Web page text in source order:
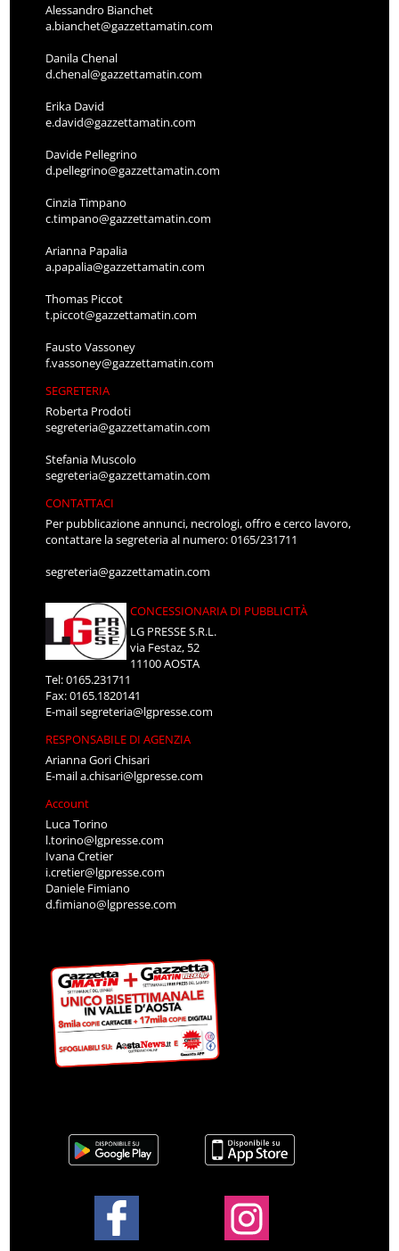
Alessandro Bianchet
a.bianchet@gazzettamatin.com
Danila Chenal
d.chenal@gazzettamatin.com
Erika David
e.david@gazzettamatin.com
Davide Pellegrino
d.pellegrino@gazzettamatin.com
Cinzia Timpano
c.timpano@gazzettamatin.com
Arianna Papalia
a.papalia@gazzettamatin.com
Thomas Piccot
t.piccot@gazzettamatin.com
Fausto Vassoney
f.vassoney@gazzettamatin.com
SEGRETERIA
Roberta Prodoti
segreteria@gazzettamatin.com
Stefania Muscolo
segreteria@gazzettamatin.com
CONTATTACI
Per pubblicazione annunci, necrologi, offro e cerco lavoro,
contattare la segreteria al numero: 0165/231711
segreteria@gazzettamatin.com
CONCESSIONARIA DI PUBBLICITÀ
LG PRESSE S.R.L.
via Festaz, 52
11100 AOSTA
Tel: 0165.231711
Fax: 0165.1820141
E-mailsegreteria@lgpresse.com
RESPONSABILE DI AGENZIA
Arianna Gori Chisari
E-maila.chisari@lgpresse.com
Account
Luca Torino
l.torino@lgpresse.com
Ivana Cretier
i.cretier@lgpresse.com
Daniele Fimiano
d.fimiano@lgpresse.com